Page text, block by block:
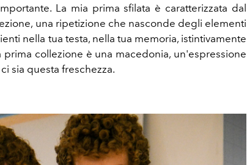
La mia prima sfilata è caratterizzata dal
una ripetizione che nasconde degli elementi
nella tua testa, nella tua memoria, istintivamente
prima collezione è una macedonia, un'espressione
sia questa freschezza.